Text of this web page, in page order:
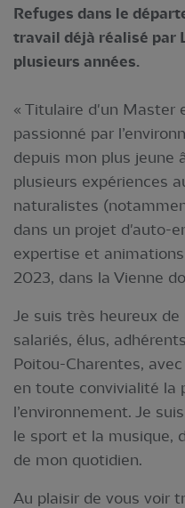
Refuges dans le
travail déjà réalisé par
plusieurs années.
« Titulaire d'un Master
passionné par
depuis mon plus jeune
plusieurs expériences
naturalistes
dans un projet d'auto-
expertise et
2023, dans la Vienne
Je suis très heureux de
salariés, élus,
Poitou-Charentes,
en toute convivialité la
l’environnement. Je
le sport et la musique,
de mon quotidien.
Au plaisir de vous voir